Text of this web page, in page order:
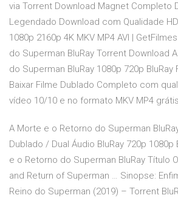
via Torrent Download Magnet Completo
Legendado Download com Qualidade
1080p 2160p 4K MKV MP4 AVI |
do Superman BluRay Torrent Download
do Superman BluRay 1080p 720p BluRay
Baixar Filme Dublado Completo com
vídeo 10/10 e no formato MKV MP4
A Morte e o Retorno do Superman
Dublado / Dual Áudio BluRay 720p 1080p
e o Retorno do Superman BluRay Título
and Return of Superman … Sinopse:
Reino do Superman (2019) – Torrent